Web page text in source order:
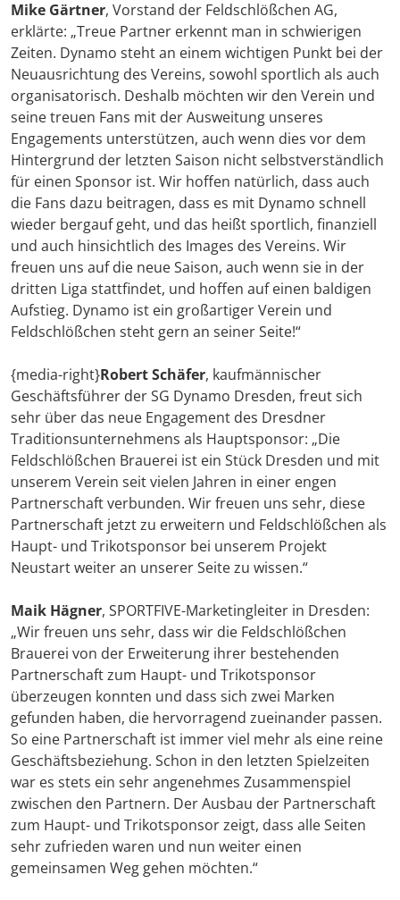
Mike Gärtner, Vorstand der Feldschlößchen AG,
erklärte: „Treue Partner erkennt man in schwierigen
Zeiten. Dynamo steht an einem wichtigen Punkt bei der
Neuausrichtung des Vereins, sowohl sportlich als auch
organisatorisch. Deshalb möchten wir den Verein und
seine treuen Fans mit der Ausweitung unseres
Engagements unterstützen, auch wenn dies vor dem
Hintergrund der letzten Saison nicht selbstverständlich
für einen Sponsor ist. Wir hoffen natürlich, dass auch
die Fans dazu beitragen, dass es mit Dynamo schnell
wieder bergauf geht, und das heißt sportlich, finanziell
und auch hinsichtlich des Images des Vereins. Wir
freuen uns auf die neue Saison, auch wenn sie in der
dritten Liga stattfindet, und hoffen auf einen baldigen
Aufstieg. Dynamo ist ein großartiger Verein und
Feldschlößchen steht gern an seiner Seite!“
{media-right}Robert Schäfer, kaufmännischer
Geschäftsführer der SG Dynamo Dresden, freut sich
sehr über das neue Engagement des Dresdner
Traditionsunternehmens als Hauptsponsor: „Die
Feldschlößchen Brauerei ist ein Stück Dresden und mit
unserem Verein seit vielen Jahren in einer engen
Partnerschaft verbunden. Wir freuen uns sehr, diese
Partnerschaft jetzt zu erweitern und Feldschlößchen als
Haupt- und Trikotsponsor bei unserem Projekt
Neustart weiter an unserer Seite zu wissen.“
Maik Hägner, SPORTFIVE-Marketingleiter in Dresden:
„Wir freuen uns sehr, dass wir die Feldschlößchen
Brauerei von der Erweiterung ihrer bestehenden
Partnerschaft zum Haupt- und Trikotsponsor
überzeugen konnten und dass sich zwei Marken
gefunden haben, die hervorragend zueinander passen.
So eine Partnerschaft ist immer viel mehr als eine reine
Geschäftsbeziehung. Schon in den letzten Spielzeiten
war es stets ein sehr angenehmes Zusammenspiel
zwischen den Partnern. Der Ausbau der Partnerschaft
zum Haupt- und Trikotsponsor zeigt, dass alle Seiten
sehr zufrieden waren und nun weiter einen
gemeinsamen Weg gehen möchten.“